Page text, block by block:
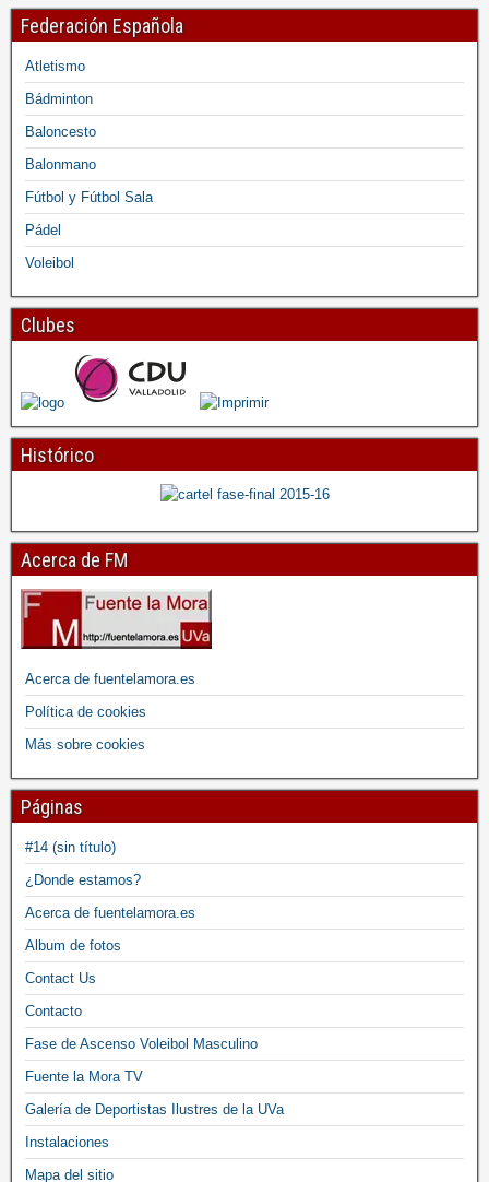
Federación Española
Atletismo
Bádminton
Baloncesto
Balonmano
Fútbol y Fútbol Sala
Pádel
Voleibol
Clubes
Histórico
Acerca de FM
Acerca de fuentelamora.es
Política de cookies
Más sobre cookies
Páginas
#14 (sin título)
¿Donde estamos?
Acerca de fuentelamora.es
Album de fotos
Contact Us
Contacto
Fase de Ascenso Voleibol Masculino
Fuente la Mora TV
Galería de Deportistas Ilustres de la UVa
Instalaciones
Mapa del sitio